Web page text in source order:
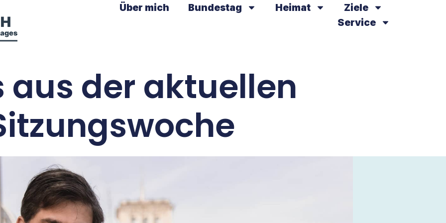
Über mich Bundestag Heimat
Ziele
Service
aus der aktuellen